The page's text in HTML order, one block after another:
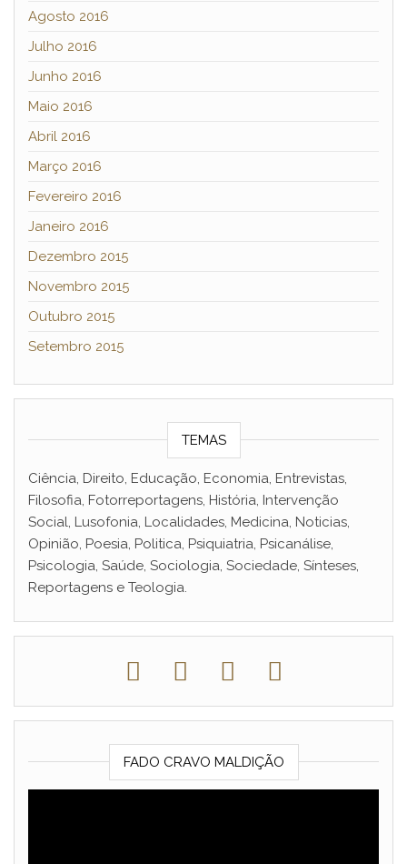
Agosto 2016
Julho 2016
Junho 2016
Maio 2016
Abril 2016
Março 2016
Fevereiro 2016
Janeiro 2016
Dezembro 2015
Novembro 2015
Outubro 2015
Setembro 2015
TEMAS
Ciência, Direito, Educação, Economia, Entrevistas,
Filosofia, Fotorreportagens, História, Intervenção
Social, Lusofonia, Localidades, Medicina, Noticias,
Opinião, Poesia, Politica, Psiquiatria, Psicanálise,
Psicologia, Saúde, Sociologia, Sociedade, Sínteses,
Reportagens e Teologia.
FADO CRAVO MALDIÇÃO